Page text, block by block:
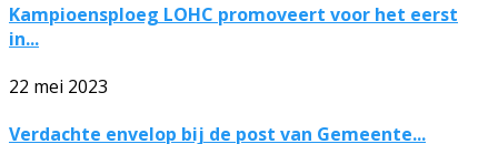
Kampioensploeg LOHC promoveert voor het eerst
in...
22 mei 2023
Verdachte envelop bij de post van Gemeente...